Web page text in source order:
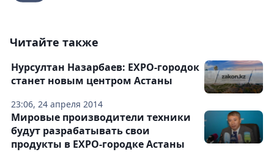
Читайте также
23:06, 24 апреля 2014
Нурсултан Назарбаев: EXPO-городок
станет новым центром Астаны
Мировые производители техники
будут разрабатывать свои
продукты в EXPO-городке Астаны